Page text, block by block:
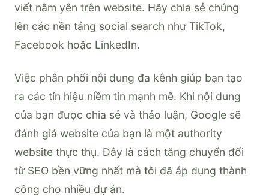
viết nằm yên trên website. Hãy chia sẻ chúng
lên các nền tảng social search như TikTok,
Facebook hoặc LinkedIn.
Việc phân phối nội dung đa kênh giúp bạn tạo
ra các tín hiệu niềm tin mạnh mẽ. Khi nội dung
của bạn được chia sẻ và thảo luận, Google sẽ
đánh giá website của bạn là một authority
website thực thụ. Đây là cách tăng chuyển đổi
từ SEO bền vững nhất mà tôi đã áp dụng thành
công cho nhiều dự án.